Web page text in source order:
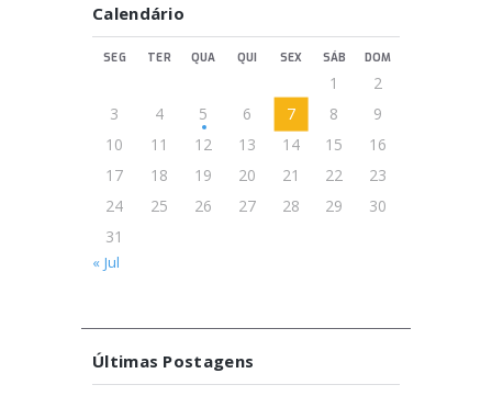
Calendário
SEG TER QUA QUI SEX SÁB DOM
1
2
3
4 5 6 7 8
9
10
11 12 13 14 15
16
17
18 19 20 21 22
23
24
25 26 27 28 29
30
31
« Jul
Últimas Postagens